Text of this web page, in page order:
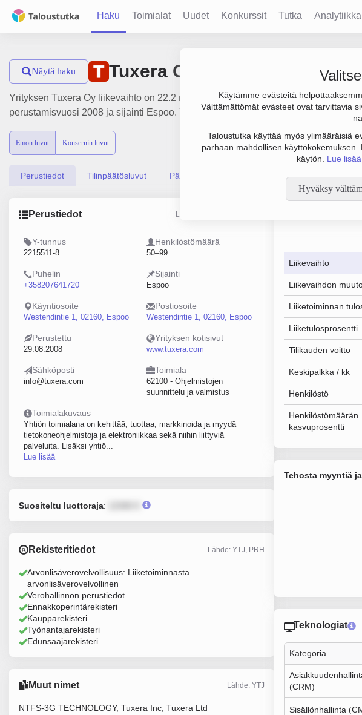
Haku Toimialat Uudet Konkurssit Tutka Analytiikka
Käytämme evästeitä
Välttämättömät evästeet ovat tarvittavia
Taloustutka käyttää myös ylimääräisiä
parhaan mahdollisen
käytön. Lue
Hyväksy
Näytä haku Tuxera Oy
Yrityksen Tuxera Oy liikevaihto on 22.2 milj. €, tulos 522 000 € ja
perustamisvuosi 2008 ja sijainti Espoo. Yrityksen yhtiömuoto Osakeyhtiö (OY).
Emon luvut Konsernin luvut
Perustiedot Tilinpäätösluvut Päättäjätiedot
Perustiedot Lähde: YTJ, PRH, Traficom
Y-tunnus
2215511-8
Henkilöstömäärä
50–99
Puhelin
+358207641720
Sijainti
Espoo
Käyntiosoite
Westendintie 1, 02160, Espoo
Postiosoite
Westendintie 1, 02160, Espoo
Perustettu
29.08.2008
Yrityksen kotisivut
www.tuxera.com
Sähköposti
info@tuxera.com
Toimiala
62100 - Ohjelmistojen
suunnittelu ja valmistus
Toimialakuvaus
Yhtiön toimialana on kehittää, tuottaa, markkinoida ja myydä
tietokoneohjelmistoja ja elektroniikkaa sekä niihin liittyviä
palveluita. Lisäksi yhtiö...
Lue lisää
Suositeltu luottoraja:
Rekisteritiedot Lähde: YTJ, PRH
Arvonlisäverovelvollisuus: Liiketoiminnasta
arvonlisäverovelvollinen
Verohallinnon perustiedot
Ennakkoperintärekisteri
Kaupparekisteri
Työnantajarekisteri
Edunsaajarekisteri
Muut nimet Lähde: YTJ
NTFS-3G TECHNOLOGY, Tuxera Inc, Tuxera Ltd
Liikevaihto
Liikevaihdon
Liiketoiminnan
Liiketulosprosentti
Tilikauden voitto
Keskipalkka / kk
Henkilöstö
Henkilöstömäärän
kasvuprosentti
Tehosta myyntiä
Teknologiat
Kategoria
(CRM)
Sisällönhallinta